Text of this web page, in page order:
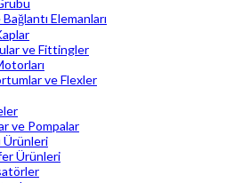
Elemanları
ve Fittingler
ve Flexler
ve Pompalar
Ürünleri
Ürünleri